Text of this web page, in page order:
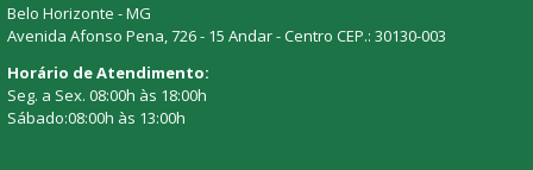
Belo Horizonte - MG
Avenida Afonso Pena, 726 - 15 Andar - Centro CEP.: 30130-003
Horário de Atendimento:
Seg. a Sex. 08:00h às 18:00h
Sábado:08:00h às 13:00h